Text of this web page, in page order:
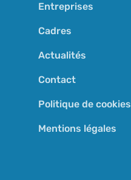
Entreprises
Cadres
Actualités
Contact
Politique de cookies
Mentions légales